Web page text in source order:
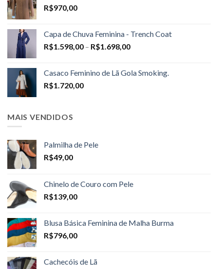
R$970,00
Capa de Chuva Feminina - Trench Coat
R$1.598,00 – R$1.698,00Price
through
Casaco Feminino de Lã Gola Smoking.
R$1.720,00
MAIS VENDIDOS
Palmilha de Pele
R$49,00
Chinelo de Couro com Pele
R$139,00
Blusa Básica Feminina de Malha Burma
R$796,00
Cachecóis de Lã